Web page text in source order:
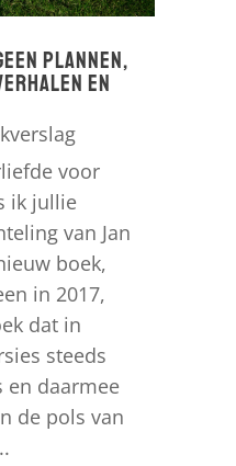
plannen,
en
voor
ik jullie
van Jan
boek,
in 2017,
dat in
steeds
en daarmee
de pols van